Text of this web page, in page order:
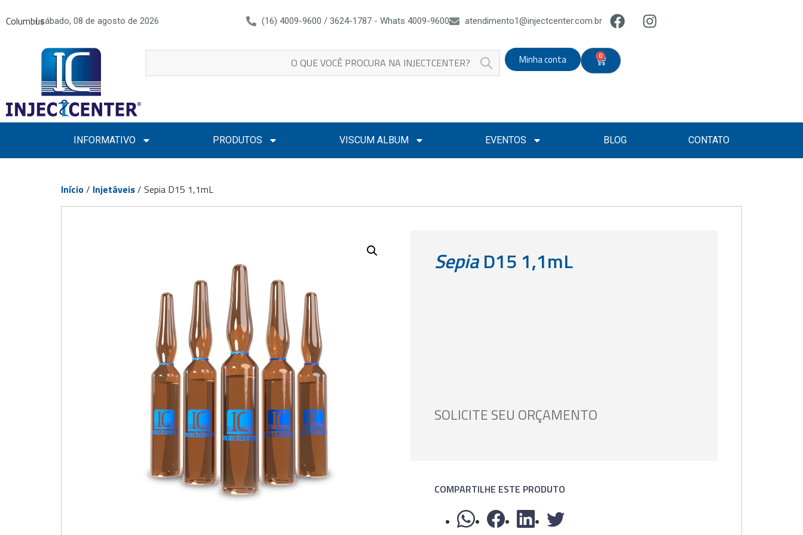
Columbus| sábado, 08 de agosto de 2026 (16) 4009-9600 / 3624-1787 - Whats 4009-9600 atendimento1@injectcenter.com.br
Minha conta 0
INFORMATIVO PRODUTOS VISCUM ALBUM EVENTOS BLOG CONTATO
Início/ Injetáveis/ Sepia D15 1,1mL
SepiaD15 1,1mL
SOLICITE SEU ORÇAMENTO
COMPARTILHE ESTE PRODUTO